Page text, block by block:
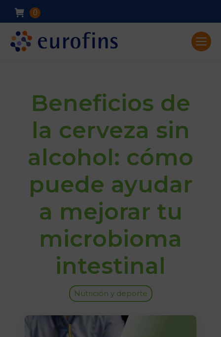
0
Beneficios de
la cerveza sin
alcohol: cómo
puede ayudar
a mejorar tu
microbioma
intestinal
Nutrición y deporte